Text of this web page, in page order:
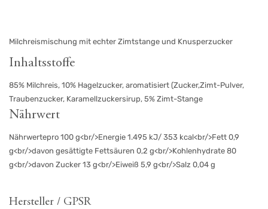
Milchreismischung mit echter Zimtstange und Knusperzucker
Inhaltsstoffe
85% Milchreis, 10% Hagelzucker, aromatisiert (Zucker,Zimt-Pulver,
Traubenzucker, Karamellzuckersirup, 5% Zimt-Stange
Nährwert
Nährwertepro 100 g<br/>Energie 1.495 kJ/ 353 kcal<br/>Fett 0,9
g<br/>davon gesättigte Fettsäuren 0,2 g<br/>Kohlenhydrate 80
g<br/>davon Zucker 13 g<br/>Eiweiß 5,9 g<br/>Salz 0,04 g
Hersteller / GPSR